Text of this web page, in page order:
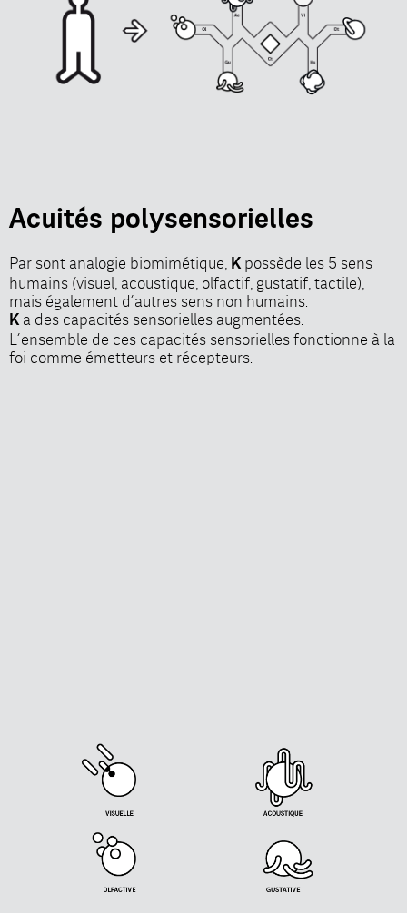
Acuités polysensorielles
Par sont analogie biomimétique, K possède les 5 sens
humains (visuel, acoustique, olfactif, gustatif, tactile),
mais également d’autres sens non humains.
K a des capacités sensorielles augmentées.
L’ensemble de ces capacités sensorielles fonctionne à la
foi comme émetteurs et récepteurs.